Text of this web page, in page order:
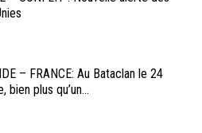
– FRANCE: Au Bataclan le 24
bien plus qu’un...